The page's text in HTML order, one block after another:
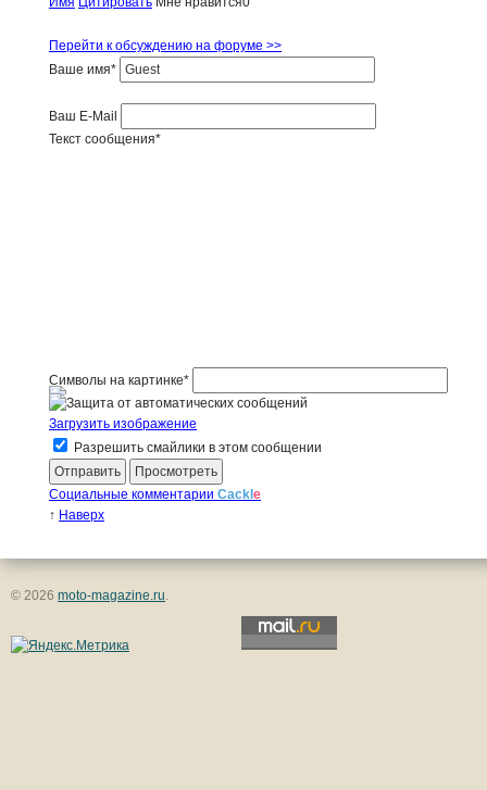
Перейти к обсуждению на форуме >>
Ваше имя*
Ваш E-Mail
Текст сообщения*
Символы на картинке*
Загрузить изображение
Разрешить смайлики в этом сообщении
Социальные комментарии Cackle
↑ Наверх
© 2026 moto-magazine.ru